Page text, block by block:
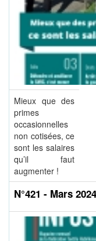
Mieux que des
primes
occasionnelles
non cotisées, ce
sont les salaires
qu’il faut
augmenter !
N°421 - Mars 2024